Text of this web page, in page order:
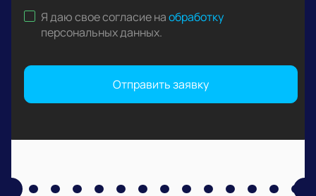
Я даю свое согласие наобработку
персональных данных.
Отправить заявку